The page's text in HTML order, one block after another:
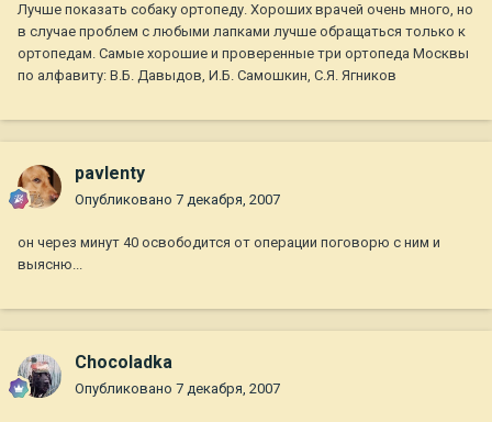
Лучше показать собаку ортопеду. Хороших врачей очень много, но
в случае проблем с любыми лапками лучше обращаться только к
ортопедам. Самые хорошие и проверенные три ортопеда Москвы
по алфавиту: В.Б. Давыдов, И.Б. Самошкин, С.Я. Ягников
pavlenty
Опубликовано 7 декабря, 2007
он через минут 40 освободится от операции поговорю с ним и
выясню...
Chocoladka
Опубликовано 7 декабря, 2007